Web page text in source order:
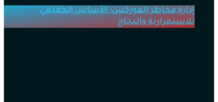
إدارة مخاطر الفوركس: الأساس الحقيقي
للاستمرارية والنجاح